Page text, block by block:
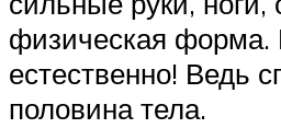
физическая форма.
естественно! Ведь
половина тела.